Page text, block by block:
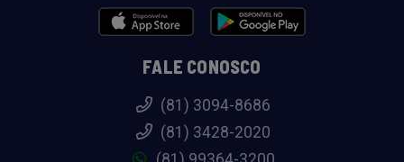
FALE CONOSCO
(81) 3094-8686
(81) 3428-2020